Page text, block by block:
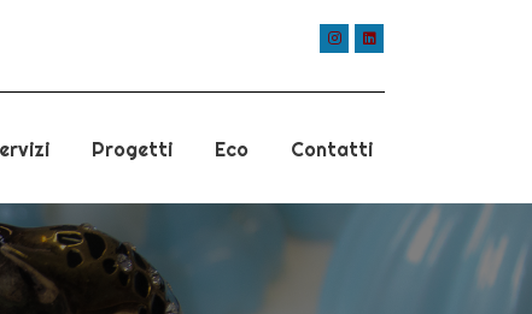
Progetti Eco Contatti